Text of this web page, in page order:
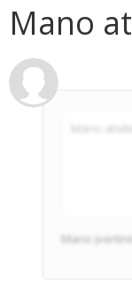
Mano
Mano